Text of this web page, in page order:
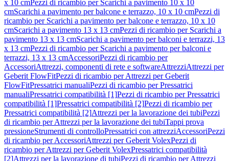
x 10 cmPezzi di ricambio per Scarichi a pavimento 10 x 10
cmScarichi a pavimento per balcone e terrazzo, 10 x 10 cmPezzi di
ricambio per Scarichi a pavimento per balcone e terrazzo, 10 x 10
cmScarichi a pavimento 13 x 13 cmPezzi di ricambio per Scarichi a
pavimento 13 x 13 cmScarichi a pavimento per balconi e terrazzi, 13
x 13 cmPezzi di ricambio per Scarichi a pavimento per balconi e
terrazzi, 13 x 13 cmAccessoriPezzi di ricambio per
AccessoriAttrezzi, componenti di rete e softwareAttrezziAttrezzi per
Geberit FlowFitPezzi di ricambio per Attrezzi per Geberit
FlowFitPressatrici manualiPezzi di ricambio per Pressatrici
manualiPressatrici compatibilità [1]Pezzi di ricambio per Pressatrici
compatibilità [1]Pressatrici compatibilità [2]Pezzi di ricambio per
Pressatrici compatibilità [2]Attrezzi per la lavorazione dei tubiPezzi
di ricambio per Attrezzi per la lavorazione dei tubiTappi prova
pressioneStrumenti di controlloPressatrici con attrezziAccessoriPezzi
di ricambio per AccessoriAttrezzi per Geberit VolexPezzi di
ricambio per Attrezzi per Geberit VolexPressatrici compatibilità
[2]Attrezzi per la lavorazione di tubiPezzi di ricambio per Attrezzi